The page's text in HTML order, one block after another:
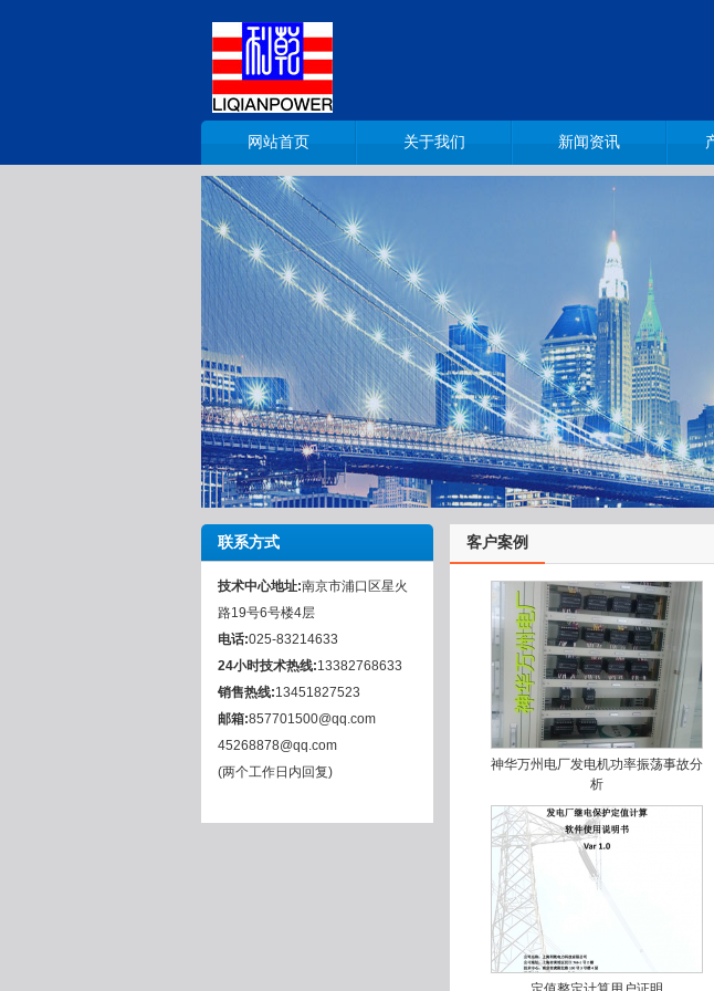
网站首页 关于我们 新闻资讯
联系方式
技术中心地址:南京市浦口区星火
路19号6号楼4层
电话:025-83214633
24小时技术热线:13382768633
销售热线:13451827523
邮箱:857701500@qq.com
45268878@qq.com
(两个工作日内回复)
客户案例
神华万州电厂发电机功率振荡事故分
析